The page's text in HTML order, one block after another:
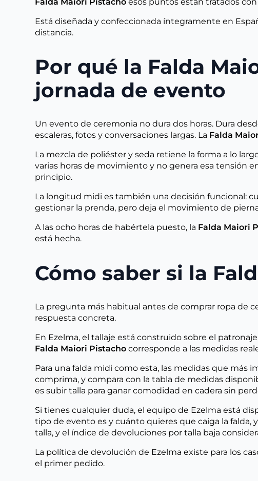
Está diseñada y confeccionada íntegramente en
distancia.
Por qué la Falda
jornada de evento
Un evento de ceremonia no dura dos horas. Dura
escaleras, fotos y conversaciones largas. La Falda
La mezcla de poliéster y seda retiene la forma a lo
varias horas de movimiento y no genera esa tensión
principio.
La longitud midi es también una decisión funcional:
gestionar la prenda, pero deja el movimiento de
A las ocho horas de habértela puesto, la Falda Maiori
está hecha.
Cómo saber si la
La pregunta más habitual antes de comprar ropa de
respuesta concreta.
En Ezelma, el tallaje está construido sobre el
Falda Maiori Pistacho corresponde a las medidas
Para una falda midi como esta, las medidas que más
comprima, y compara con la tabla de medidas
es subir talla para ganar comodidad en cadera sin
Si tienes cualquier duda, el equipo de Ezelma está
tipo de evento es y cuánto quieres que caiga la
talla, y el índice de devoluciones por talla baja
La política de devolución de Ezelma existe para los
el primer pedido.